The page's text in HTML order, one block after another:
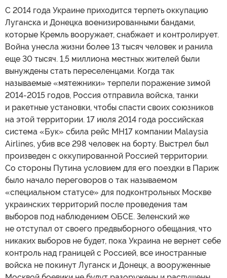
С 2014 года Украине приходится терпеть оккупацию
Луганска и Донецка военизированными бандами,
которые Кремль вооружает, снабжает и контролирует.
Война унесла жизни более 13 тысяч человек и ранила
еще 30 тысяч. 1,5 миллиона местных жителей были
вынуждены стать переселенцами. Когда так
называемые «мятежники» терпели поражение зимой
2014-2015 годов, Россия отправила войска, танки
и ракетные установки, чтобы спасти своих союзников
на этой территории. 17 июля 2014 года российская
система «Бук» сбила рейс MH17 компании Malaysia
Airlines, убив все 298 человек на борту. Выстрел был
произведен с оккупированной Россией территории.
Со стороны Путина условием для его поездки в Париж
было начало переговоров о так называемом
«специальном статусе» для подконтрольных Москве
украинских территорий после проведения там
выборов под наблюдением ОБСЕ. Зеленский же
не отступал от своего предвыборного обещания, что
никаких выборов не будет, пока Украина не вернет себе
контроль над границей с Россией, все иностранные
войска не покинут Луганск и Донецк, а вооруженные